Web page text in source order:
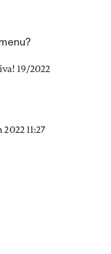
11:27